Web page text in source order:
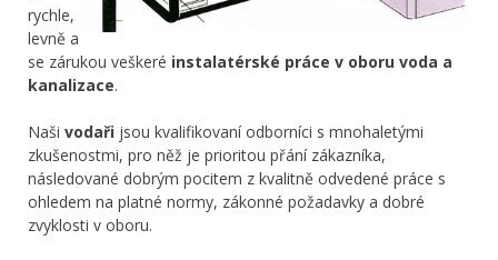
rychle,
levně a
se zárukou veškeré instalatérské práce v oboru voda a
kanalizace.
Naši vodaři jsou kvalifikovaní odborníci s mnohaletými
zkušenostmi, pro něž je prioritou přání zákazníka,
následované dobrým pocitem z kvalitně odvedené práce s
ohledem na platné normy, zákonné požadavky a dobré
zvyklosti v oboru.